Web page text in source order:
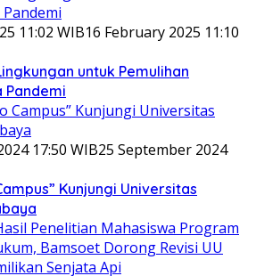
11:02 WIB16 February 2025 11:10
untuk Pemulihan
Pandemi
17:50 WIB25 September 2024
Kunjungi Universitas